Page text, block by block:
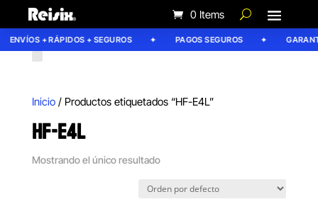
0 Items
ENVÍOS + RÁPIDOS + SEGUROS PAGOS SEGUROS
Inicio/ Productos etiquetados “HF-E4L”
HF-E4L
Mostrando el único resultado